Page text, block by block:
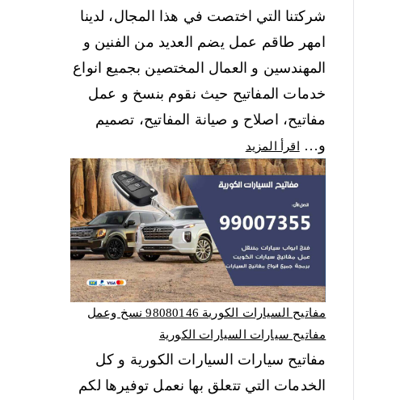
شركتنا التي اختصت في هذا المجال، لدينا
امهر طاقم عمل يضم العديد من الفنين و
المهندسين و العمال المختصين بجميع انواع
خدمات المفاتيح حيث نقوم بنسخ و عمل
مفاتيح، اصلاح و صيانة المفاتيح، تصميم
و…
اقرأ المزيد
مفاتيح السيارات الكورية 98080146‬ نسخ وعمل
مفاتيح سيارات السيارات الكورية
مفاتيح سيارات السيارات الكورية و كل
الخدمات التي تتعلق بها نعمل توفيرها لكم